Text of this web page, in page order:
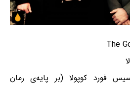
فورد کوپولا (بر پایه‌ی رمان